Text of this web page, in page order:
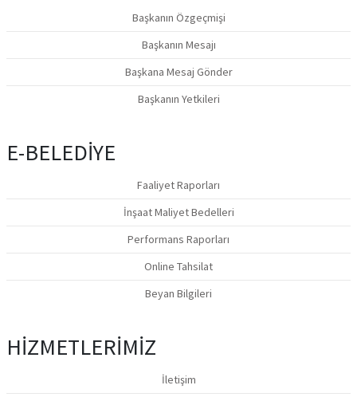
Başkanın Özgeçmişi
Başkanın Mesajı
Başkana Mesaj Gönder
Başkanın Yetkileri
E-BELEDİYE
Faaliyet Raporları
İnşaat Maliyet Bedelleri
Performans Raporları
Online Tahsilat
Beyan Bilgileri
HİZMETLERİMİZ
İletişim